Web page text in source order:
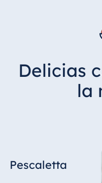
Delicias
la
Pescaletta